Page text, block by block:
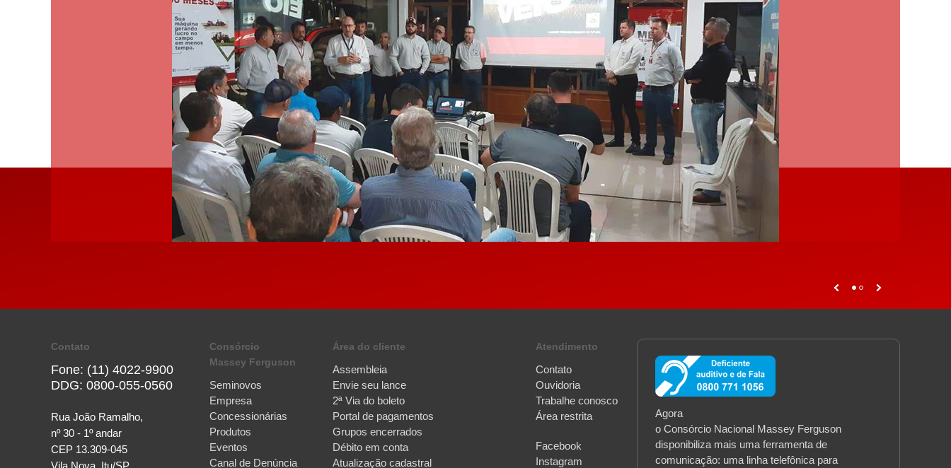
Contato
Fone: (11) 4022-9900
DDG: 0800-055-0560
Rua João Ramalho,
nº 30 - 1º andar
CEP 13.309-045
Vila Nova, Itu/SP
Consórcio
Massey Ferguson
Seminovos
Empresa
Concessionárias
Produtos
Eventos
Canal de Denúncia
Área do cliente
Assembleia
Envie seu lance
2ª Via do boleto
Portal de pagamentos
Grupos encerrados
Débito em conta
Atualização cadastral
Atendimento
Contato
Ouvidoria
Trabalhe conosco
Área restrita
Facebook
Instagram
Agora
o Consórcio Nacional Massey Ferguson
disponibiliza mais uma ferramenta de
comunicação: uma linha telefônica para